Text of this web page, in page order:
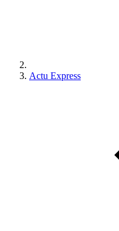
Actu Express